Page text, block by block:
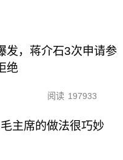
发，蒋介石3次申请参
绝
阅读 197933
主席的做法很巧妙